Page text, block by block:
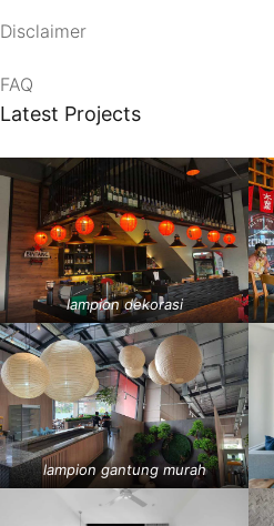
Disclaimer
FAQ
Latest Projects
lampion dekorasi
lampion gantung murah